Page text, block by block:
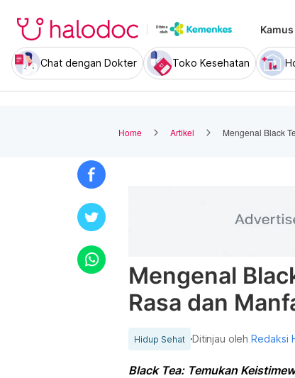
Chat dengan Dokter Toko Kesehatan
Home Artikel Mengenal Black
Mengenal
Rasa dan
Hidup Sehat Ditinjau olehRedaksi
Black Tea: Temukan